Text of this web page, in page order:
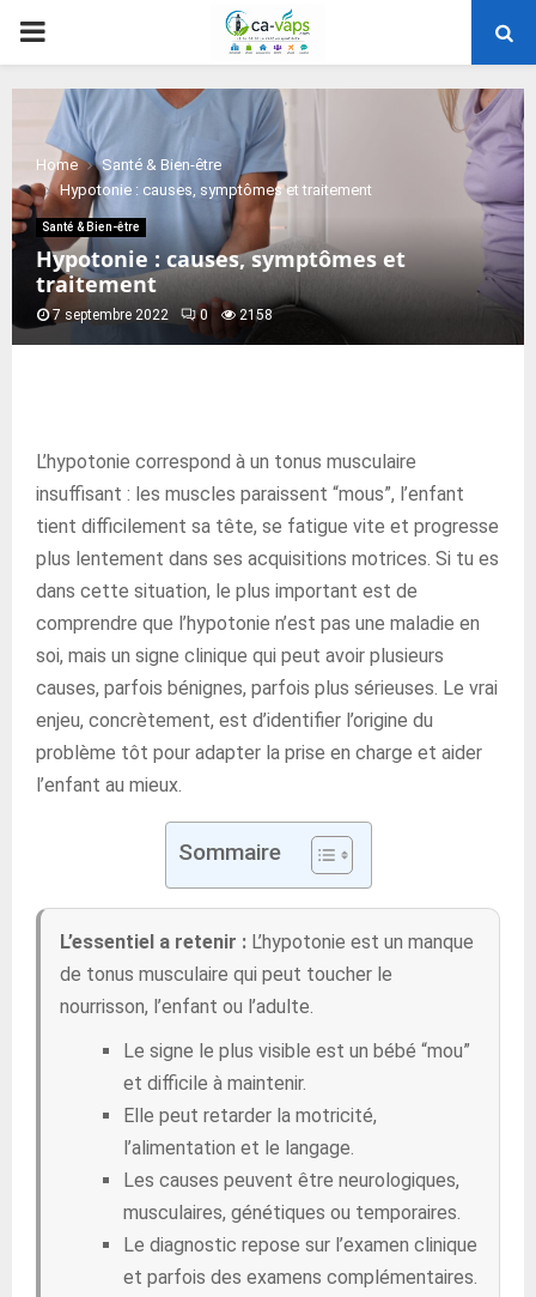
PRIMARY
MENU
Home
Santé & Bien-être
Hypotonie : causes, symptômes et traitement
Santé & Bien-être
Hypotonie : causes, symptômes et
traitement
7 septembre 2022 0 2158
L’hypotonie correspond à un tonus musculaire
insuffisant : les muscles paraissent “mous”, l’enfant
tient difficilement sa tête, se fatigue vite et progresse
plus lentement dans ses acquisitions motrices. Si tu es
dans cette situation, le plus important est de
comprendre que l’hypotonie n’est pas une maladie en
soi, mais un signe clinique qui peut avoir plusieurs
causes, parfois bénignes, parfois plus sérieuses. Le vrai
enjeu, concrètement, est d’identifier l’origine du
problème tôt pour adapter la prise en charge et aider
l’enfant au mieux.
Sommaire
L’essentiel a retenir : L’hypotonie est un manque
de tonus musculaire qui peut toucher le
nourrisson, l’enfant ou l’adulte.
Le signe le plus visible est un bébé “mou”
et difficile à maintenir.
Elle peut retarder la motricité,
l’alimentation et le langage.
Les causes peuvent être neurologiques,
musculaires, génétiques ou temporaires.
Le diagnostic repose sur l’examen clinique
et parfois des examens complémentaires.